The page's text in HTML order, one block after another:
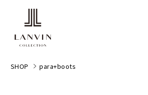
SHOP para+boots